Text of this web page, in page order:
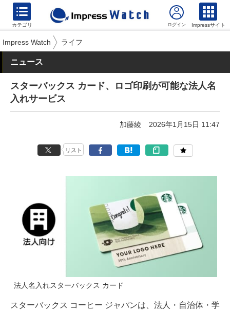
カテゴリ Impressサイト
Impress Watch ライフ
ニュース
スターバックス カード、ロゴ印刷が可能な法人名
入れサービス
加藤綾 2026年1月15日 11:47
リスト
法人名入れスターバックス カード
スターバックス コーヒー ジャパンは、法人・自治体・学